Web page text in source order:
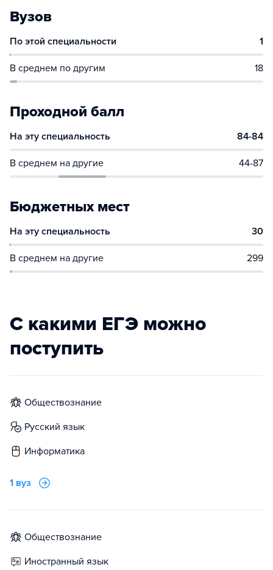
Вузов
По этой специальности 1
В среднем по другим 18
Проходной балл
На эту специальность 84-84
В среднем на другие 44-87
Бюджетных мест
На эту специальность 30
В среднем на другие 299
С какими ЕГЭ можно
поступить
обществознание
русский язык
информатика
1 вуз
обществознание
иностранный язык